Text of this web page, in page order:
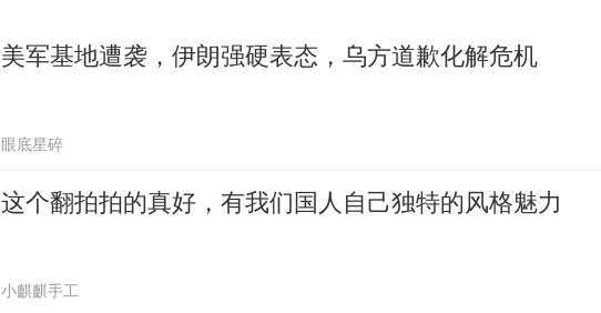
习近平心系体育强国建设
美军基地遭袭，伊朗强硬表态，乌方道歉化解危机
眼底星碎
这个翻拍拍的真好，有我们国人自己独特的风格魅力
小麒麒手工